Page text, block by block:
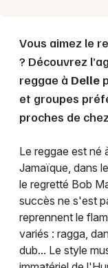
Vous aimez le
? Découvrez
reggae à Delle
et groupes
proches de
Le reggae est né
Jamaïque, dans
le regretté Bob
succès ne s'est
reprennent le
variés : ragga,
dub... Le style